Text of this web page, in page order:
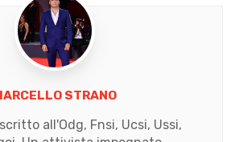
STRANO
all'Odg, Fnsi, Ucsi, Ussi,